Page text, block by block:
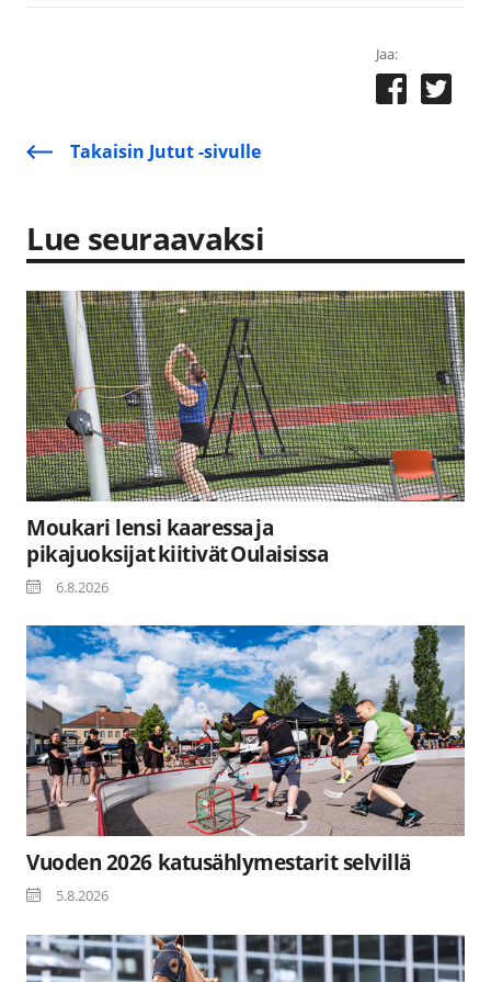
Jaa:
Takaisin Jutut -sivulle
Lue seuraavaksi
Moukari lensi kaaressa ja
pikajuoksijat kiitivät Oulaisissa
6.8.2026
Vuoden 2026 katusählymestarit selvillä
5.8.2026